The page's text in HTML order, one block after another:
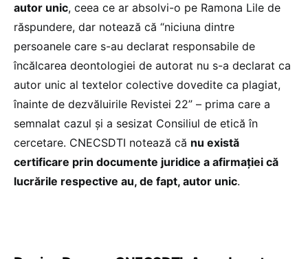
autor unic, ceea ce ar absolvi-o pe Ramona Lile de
răspundere, dar notează că “niciuna dintre
persoanele care s-au declarat responsabile de
încălcarea deontologiei de autorat nu s-a declarat ca
autor unic al textelor colective dovedite ca plagiat,
înainte de dezvăluirile Revistei 22” – prima care a
semnalat cazul și a sesizat Consiliul de etică în
cercetare. CNECSDTI notează că nu există
certificare prin documente juridice a afirmației că
lucrările respective au, de fapt, autor unic.